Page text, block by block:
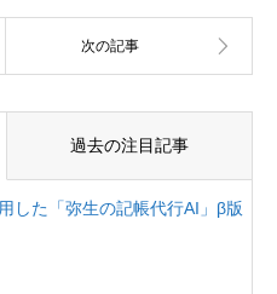
過去の注目記事
した「弥生の記帳代行AI」β版